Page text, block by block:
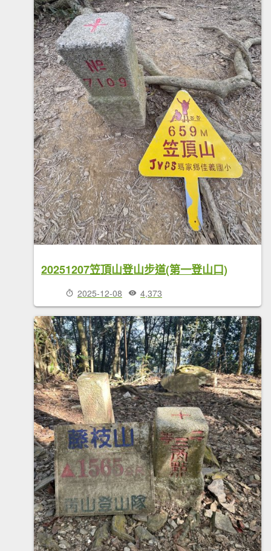
20251207笠頂山登山步道(第一登山口)
2025-12-08 4,373